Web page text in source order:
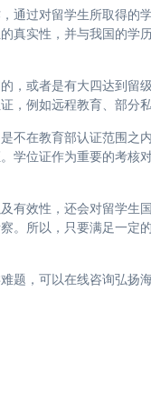
通过对留学生所取得的
真实性，并与我国的学
，或者是有大四达到留
，例如远程教育、部分私
不在教育部认证范围之
学位证作为重要的考核
有效性，还会对留学生
。所以，只要满足一定
，可以在线咨询弘扬